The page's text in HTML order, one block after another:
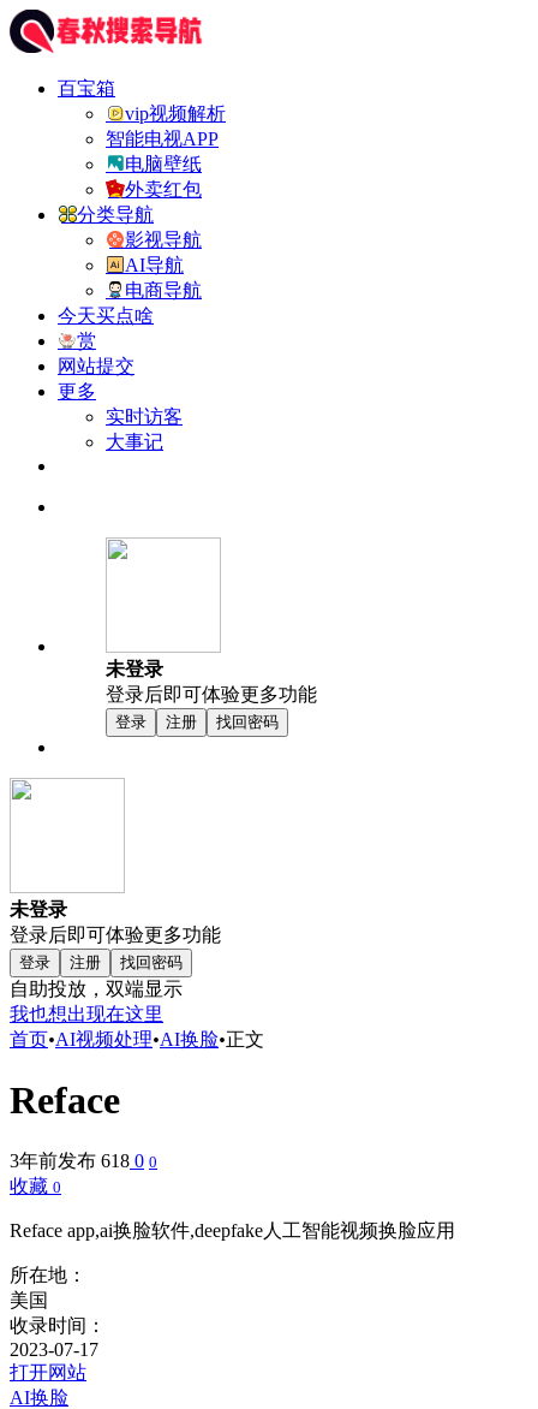
百宝箱
vip视频解析
智能电视APP
电脑壁纸
外卖红包
分类导航
影视导航
AI导航
电商导航
今天买点啥
赏
网站提交
更多
实时访客
大事记
未登录
登录后即可体验更多功能
登录 注册 找回密码
未登录
登录后即可体验更多功能
登录 注册 找回密码
自助投放，双端显示
我也想出现在这里
首页•AI视频处理•AI换脸•正文
Reface
3年前发布 618 0 0
收藏 0
Reface app,ai换脸软件,deepfake人工智能视频换脸应用
所在地：
美国
收录时间：
2023-07-17
打开网站
AI换脸